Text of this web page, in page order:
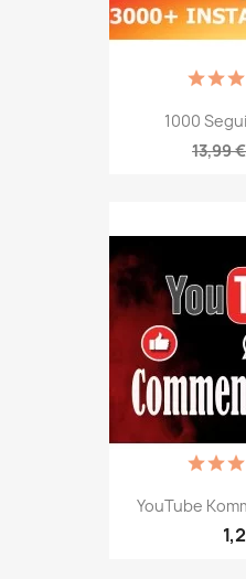
1000
13,99 €
YouTube